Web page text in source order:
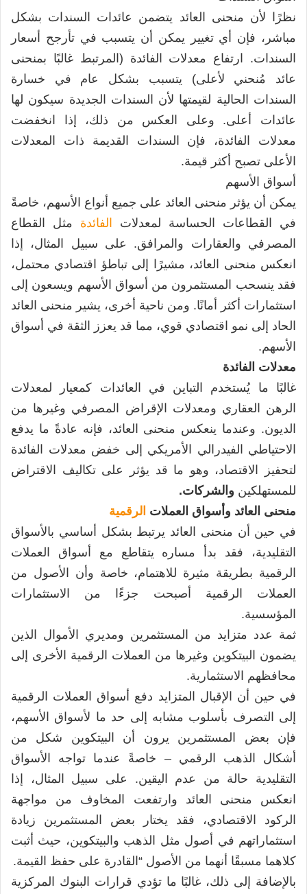
نظرًا لأن منحنى العائد يتضمن عائدات السندات بشكل
مباشر، فإن أي تغيير يمكن أن يتسبب في تأرجح أسعار
السندات. ارتفاع معدلات الفائدة (المرتبط غالبًا بمنحنى
عائد مُنحني لأعلى) يتسبب بشكل عام في خسارة
السندات الحالية لقيمتها لأن السندات الجديدة سيكون لها
عائدات أعلى. وعلى العكس من ذلك، إذا انخفضت
معدلات الفائدة، فإن السندات القديمة ذات المعدلات
الأعلى تصبح أكثر قيمة.
أسواق الأسهم
يمكن أن يؤثر منحنى العائد على جميع أنواع الأسهم، خاصةً
في القطاعات الحساسة لمعدلات الفائدة مثل القطاع
المصرفي والعقارات والمرافق. على سبيل المثال، إذا
انعكس منحنى العائد، مشيرًا إلى تباطؤ اقتصادي محتمل،
فقد ينسحب المستثمرون من أسواق الأسهم ويسعون إلى
استثمارات أكثر أمانًا. ومن ناحية أخرى، يشير منحنى العائد
الحاد إلى نمو اقتصادي قوي، مما قد يعزز الثقة في أسواق
الأسهم.
معدلات الفائدة
غالبًا ما يُستخدم التباين في العائدات كمعيار لمعدلات
الرهن العقاري ومعدلات الإقراض المصرفي وغيرها من
الديون. وعندما ينعكس منحنى العائد، فإنه عادةً ما يدفع
الاحتياطي الفيدرالي الأمريكي إلى خفض معدلات الفائدة
لتحفيز الاقتصاد، وهو ما قد يؤثر على تكاليف الاقتراض
للمستهلكين والشركات.
منحنى العائد وأسواق العملات الرقمية
في حين أن منحنى العائد يرتبط بشكل أساسي بالأسواق
التقليدية، فقد بدأ مساره يتقاطع مع أسواق العملات
الرقمية بطريقة مثيرة للاهتمام، خاصة وأن الأصول من
العملات الرقمية أصبحت جزءًا من الاستثمارات
المؤسسية.
ثمة عدد متزايد من المستثمرين ومديري الأموال الذين
يضمون البيتكوين وغيرها من العملات الرقمية الأخرى إلى
محافظهم الاستثمارية.
في حين أن الإقبال المتزايد دفع أسواق العملات الرقمية
إلى التصرف بأسلوب مشابه إلى حد ما لأسواق الأسهم،
فإن بعض المستثمرين يرون أن البيتكوين شكل من
أشكال الذهب الرقمي – خاصةً عندما تواجه الأسواق
التقليدية حالة من عدم اليقين. على سبيل المثال، إذا
انعكس منحنى العائد وارتفعت المخاوف من مواجهة
الركود الاقتصادي، فقد يختار بعض المستثمرين زيادة
استثماراتهم في أصول مثل الذهب والبيتكوين، حيث أثبت
كلاهما مسبقًا أنهما من الأصول “القادرة على حفظ القيمة.
بالإضافة إلى ذلك، غالبًا ما تؤدي قرارات البنوك المركزية